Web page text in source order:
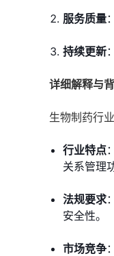
服务质量
持续更新
详细解释与
生物制药行
行业特点
关系管理
法规要求
安全性。
市场竞争